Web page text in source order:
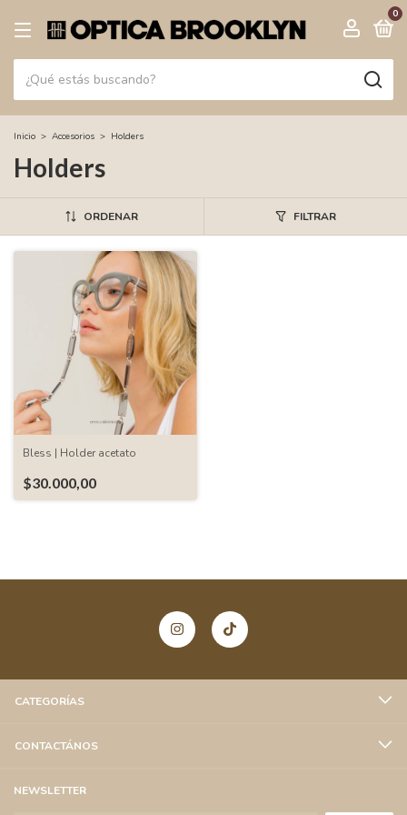
0
Inicio > Accesorios > Holders
Holders
ORDENAR FILTRAR
Bless | Holder acetato
$30.000,00
CATEGORÍAS
CONTACTÁNOS
NEWSLETTER